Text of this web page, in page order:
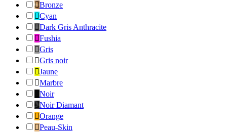
Bronze
Cyan
Dark Gris Anthracite
Fushia
Gris
Gris noir
Jaune
Marbre
Noir
Noir Diamant
Orange
Peau-Skin